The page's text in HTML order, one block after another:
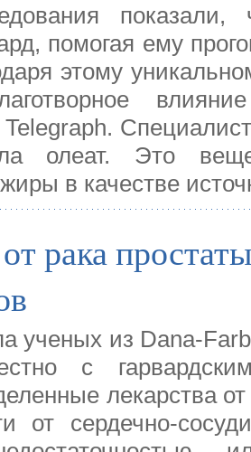
помогая ему
этому
олеат. Это
в качестве
рака
ученых из Dana-
с
лекарства
от сердечно-